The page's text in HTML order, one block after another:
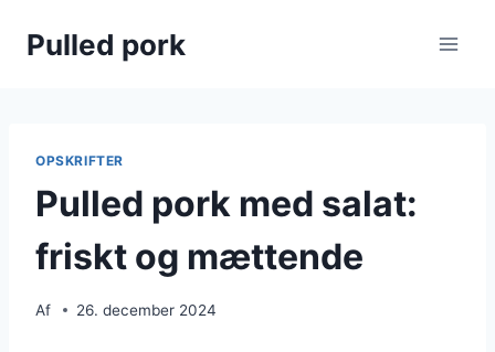
Pulled pork
OPSKRIFTER
Pulled pork med salat:
friskt og mættende
Af 26. december 2024